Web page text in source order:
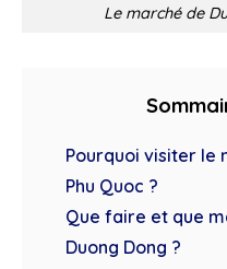
Le marché de
Pourquoi visiter le
Phu Quoc ?
Que faire et que
Duong Dong ?